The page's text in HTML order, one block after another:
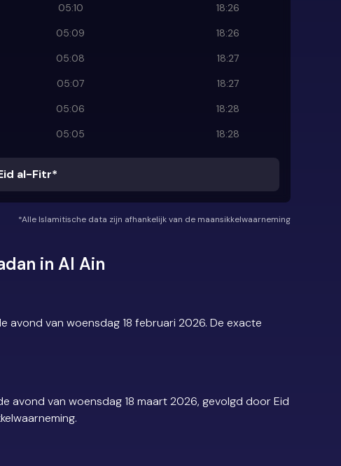
05:10
18:26
05:09
18:26
05:08
18:27
05:07
18:27
05:06
18:28
05:05 18:28
al-Fitr*
*Alle Islamitische data zijn afhankelijk van de maansikkelwaarneming
in Al Ain
avond van woensdag 18 februari 2026. De exacte
avond van woensdag 18 maart 2026, gevolgd door Eid